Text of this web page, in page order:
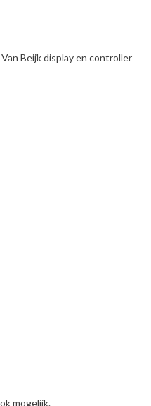
Beijk display en controller
mogelijk.